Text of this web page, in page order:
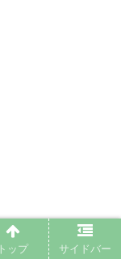
トップ サイドバー